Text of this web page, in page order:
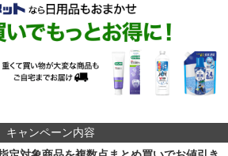
キャンペーン内容